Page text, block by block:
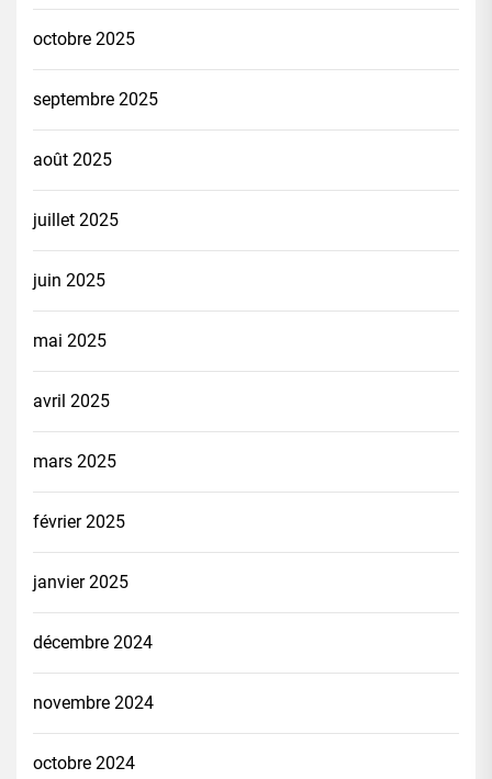
octobre 2025
septembre 2025
août 2025
juillet 2025
juin 2025
mai 2025
avril 2025
mars 2025
février 2025
janvier 2025
décembre 2024
novembre 2024
octobre 2024